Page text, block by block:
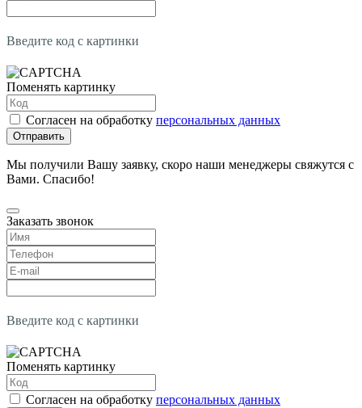
Введите код с картинки
Поменять картинку
Согласен на обработку персональных данных
Отправить
Мы получили Вашу заявку, скоро наши менеджеры свяжутся с
Вами. Спасибо!
Заказать звонок
Введите код с картинки
Поменять картинку
Согласен на обработку персональных данных